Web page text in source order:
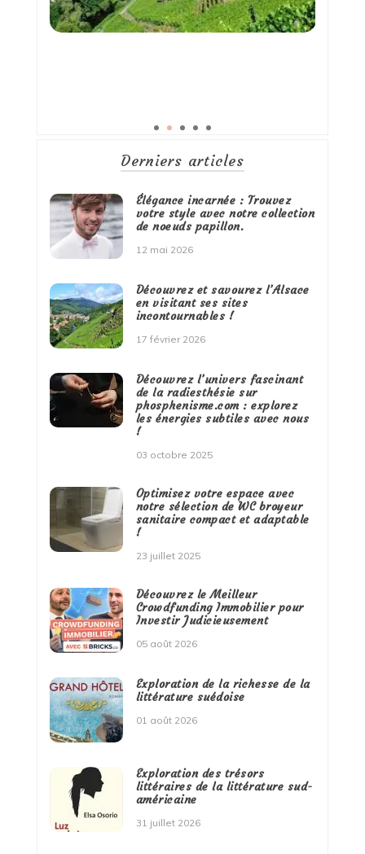
Derniers articles
Élégance incarnée : Trouvez
votre style avec notre collection
de noeuds papillon.
12 mai 2026
Découvrez et savourez l’Alsace
en visitant ses sites
incontournables !
17 février 2026
Découvrez l’univers fascinant
de la radiesthésie sur
phosphenisme.com : explorez
les énergies subtiles avec nous
!
03 octobre 2025
Optimisez votre espace avec
notre sélection de WC broyeur
sanitaire compact et adaptable
!
23 juillet 2025
Découvrez le Meilleur
Crowdfunding Immobilier pour
Investir Judicieusement
05 août 2026
Exploration de la richesse de la
littérature suédoise
01 août 2026
Exploration des trésors
littéraires de la littérature sud-
américaine
31 juillet 2026